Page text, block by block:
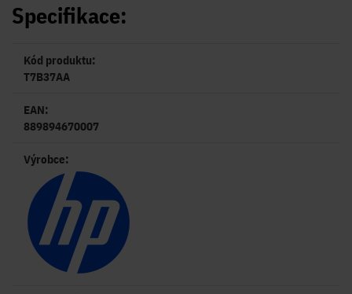
Specifikace:
Kód produktu:
T7B37AA
EAN:
889894670007
Výrobce: